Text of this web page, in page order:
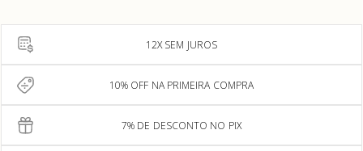
12X SEM JUROS
10% OFF NA PRIMEIRA COMPRA
7% DE DESCONTO NO PIX